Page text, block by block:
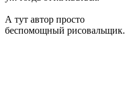
А тут автор просто
беспомощный рисовальщик.